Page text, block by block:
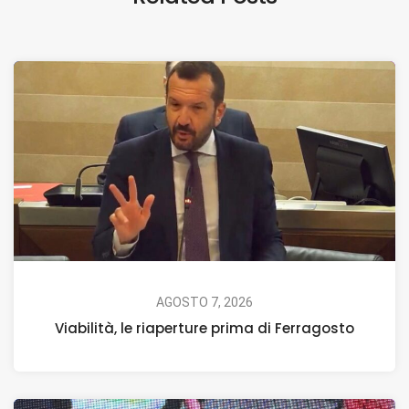
AGOSTO 7, 2026
Viabilità, le riaperture prima di Ferragosto